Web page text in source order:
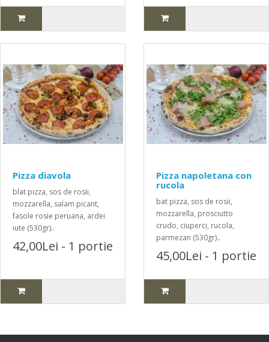
Pizza diavola
blat pizza, sos de rosii,
mozzarella, salam picant,
fasole rosie peruana, ardei
iute (530gr)..
42,00Lei - 1 portie
Pizza napoletana con
rucola
bat pizza, sos de rosii,
mozzarella, prosciutto
crudo, ciuperci, rucola,
parmezan (530gr)..
45,00Lei - 1 portie